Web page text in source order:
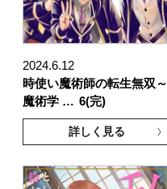
2024.6.12
時使い魔術師の転生無双～
魔術学 … 6(完)
詳しく見る